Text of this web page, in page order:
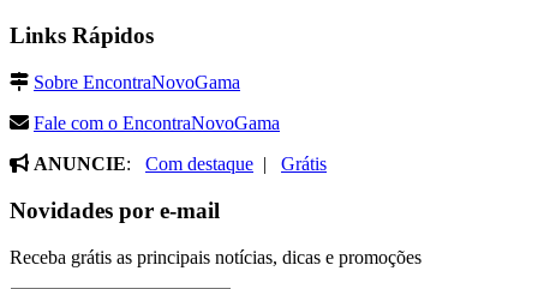
Links Rápidos
Sobre EncontraNovoGama
Fale com o EncontraNovoGama
ANUNCIE: Com destaque | Grátis
Novidades por e-mail
Receba grátis as principais notícias, dicas e promoções